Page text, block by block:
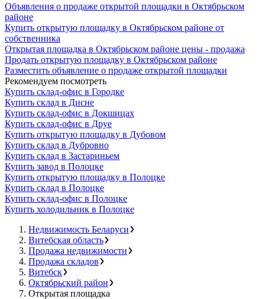
Объявления о продаже открытой площадки в Октябрьском
районе
Купить открытую площадку в Октябрьском районе от
собственника
Открытая площадка в Октябрьском районе цены - продажа
Продать открытую площадку в Октябрьском районе
Разместить объявление о продаже открытой площадки
Рекомендуем посмотреть
Купить склад-офис в Городке
Купить склад в Дисне
Купить склад-офис в Докшицах
Купить склад-офис в Друе
Купить открытую площадку в Дубовом
Купить склад в Дубровно
Купить склад в Застариньем
Купить завод в Полоцке
Купить открытую площадку в Полоцке
Купить склад в Полоцке
Купить склад-офис в Полоцке
Купить холодильник в Полоцке
Недвижимость Беларуси
Витебская область
Продажа недвижимости
Продажа складов
Витебск
Октябрьский район
Открытая площадка